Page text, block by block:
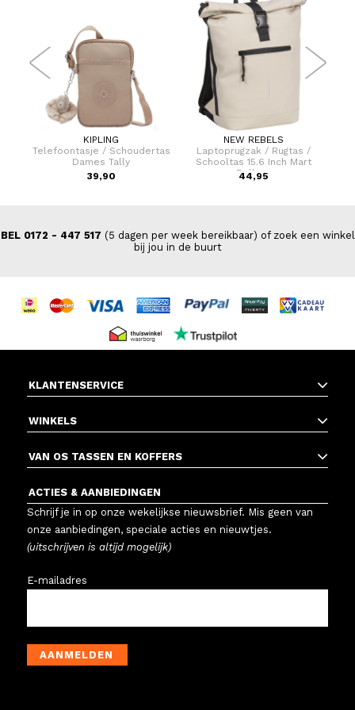
KIPLING
Telefoontasje / Schoudertas
Dames Tally
39,90
NEW REBELS
Laptoprugzak / Rugtas /
Schooltas 15.6 Inch Mart
Rolltop
44,95
BEL 0172 - 447 517 (5 dagen per week bereikbaar) of zoek een winkel
bij jou in de buurt
KLANTENSERVICE
WINKELS
VAN OS TASSEN EN KOFFERS
ACTIES & AANBIEDINGEN
Schrijf je in op onze wekelijkse nieuwsbrief. Mis geen van
onze aanbiedingen, speciale acties en nieuwtjes.
(uitschrijven is altijd mogelijk)
E-mailadres
AANMELDEN